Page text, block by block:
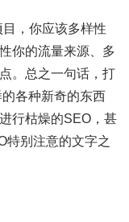
，你应该多样性
你的流量来源、多
。总之一句话，打
各种新奇的东西
行枯燥的SEO，甚
特别注意的文字之